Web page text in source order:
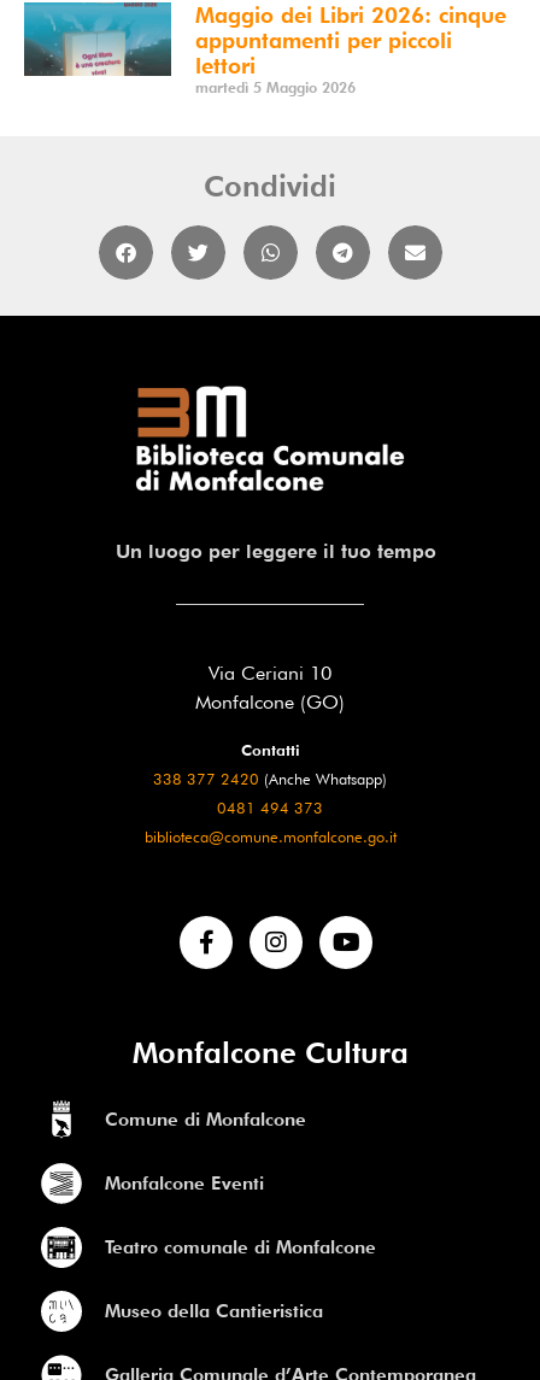
Maggio dei Libri 2026: cinque
appuntamenti per piccoli
lettori
martedì 5 Maggio 2026
Condividi
Un luogo per leggere il tuo tempo
Via Ceriani 10
Monfalcone (GO)
Contatti
338 377 2420 (Anche Whatsapp)
0481 494 373
biblioteca@comune.monfalcone.go.it
Monfalcone Cultura
Comune di Monfalcone
Monfalcone Eventi
Teatro comunale di Monfalcone
Museo della Cantieristica
Galleria Comunale d’Arte Contemporanea